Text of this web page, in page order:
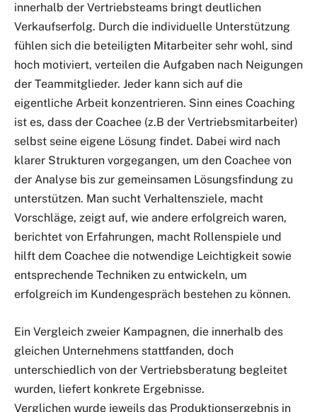
innerhalb der Vertriebsteams bringt deutlichen
Verkaufserfolg. Durch die individuelle Unterstützung
fühlen sich die beteiligten Mitarbeiter sehr wohl, sind
hoch motiviert, verteilen die Aufgaben nach Neigungen
der Teammitglieder. Jeder kann sich auf die
eigentliche Arbeit konzentrieren. Sinn eines Coaching
ist es, dass der Coachee (z.B der Vertriebsmitarbeiter)
selbst seine eigene Lösung findet. Dabei wird nach
klarer Strukturen vorgegangen, um den Coachee von
der Analyse bis zur gemeinsamen Lösungsfindung zu
unterstützen. Man sucht Verhaltensziele, macht
Vorschläge, zeigt auf, wie andere erfolgreich waren,
berichtet von Erfahrungen, macht Rollenspiele und
hilft dem Coachee die notwendige Leichtigkeit sowie
entsprechende Techniken zu entwickeln, um
erfolgreich im Kundengespräch bestehen zu können.
Ein Vergleich zweier Kampagnen, die innerhalb des
gleichen Unternehmens stattfanden, doch
unterschiedlich von der Vertriebsberatung begleitet
wurden, liefert konkrete Ergebnisse.
Verglichen wurde jeweils das Produktionsergebnis in